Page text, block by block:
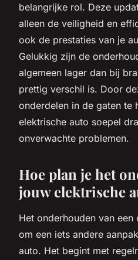
belangrijke rol. Deze
alleen de veiligheid en
ook de prestaties van je
Gelukkig zijn de
algemeen lager dan bij
prettig verschil is. Door
onderdelen in de gaten te
elektrische auto soepel
onverwachte problemen.
Hoe plan je het
jouw elektrische
Het onderhouden van
om een iets andere
auto. Het begint met